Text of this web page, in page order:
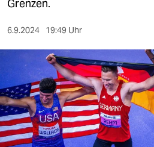
berlin
nord
wahrheit
verlag
verlag
veranstaltungen
Grenzen.
6.9.2024 19:49 Uhr